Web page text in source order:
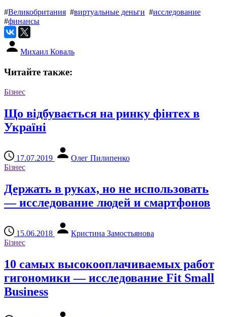
#Великобритания #виртуальные деньги #исследование
#финансы
Михаил Коваль
Читайте также:
Бізнес
Що відбувається на ринку фінтех в
Україні
17.07.2019
Олег Пилипенко
Бізнес
Держать в руках, но не использовать
— исследование людей и смартфонов
15.06.2018
Кристина Замостьянова
Бізнес
10 самых высокооплачиваемых работ
гигономики — исследование Fit Small
Business